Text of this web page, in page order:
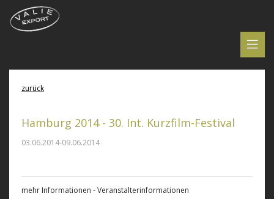
zurück
Hamburg 2014 - 30. Int. Kurzfilm-Festival
03.06.2014-09.06.2014
mehr Informationen - Veranstalterinformationen